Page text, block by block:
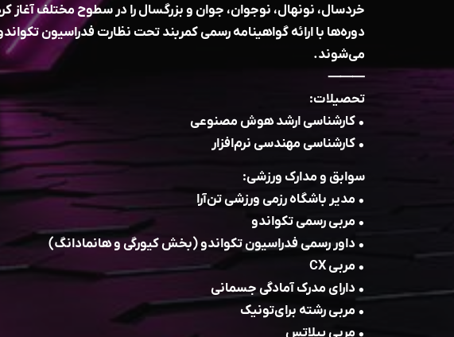
خردسال، نونهال، نوجوان، جوان و بزرگسال را در سطوح مختلف آغاز
دوره‌ها با ارائه گواهینامه رسمی کمربند تحت نظارت فدراسیون تکواندو
می‌شوند.
⸻
تحصیلات:
• کارشناسی ارشد هوش مصنوعی
• کارشناسی مهندسی نرم‌افزار
سوابق و مدارک ورزشی:
• مدیر باشگاه رزمی ورزشی تن‌آرا
• مربی رسمی تکواندو
• داور رسمی فدراسیون تکواندو (بخش کیورگی و هانمادانگ)
• مربی CX
• دارای مدرک آمادگی جسمانی
• مربی رشته برای‌تونیک
• مربی پیلاتس